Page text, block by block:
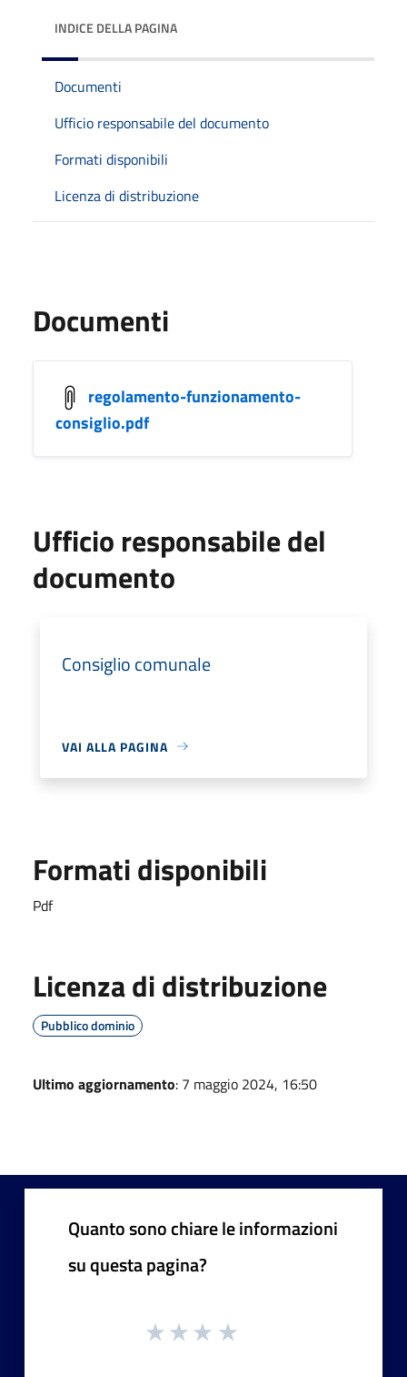
INDICE DELLA PAGINA
Documenti
Ufficio responsabile del documento
Formati disponibili
Licenza di distribuzione
Documenti
regolamento-funzionamento-
consiglio.pdf
Ufficio responsabile del
documento
Consiglio comunale
VAI ALLA PAGINA
Formati disponibili
Pdf
Licenza di distribuzione
Pubblico dominio
Ultimo aggiornamento: 7 maggio 2024, 16:50
Quanto sono chiare le informazioni
su questa pagina?